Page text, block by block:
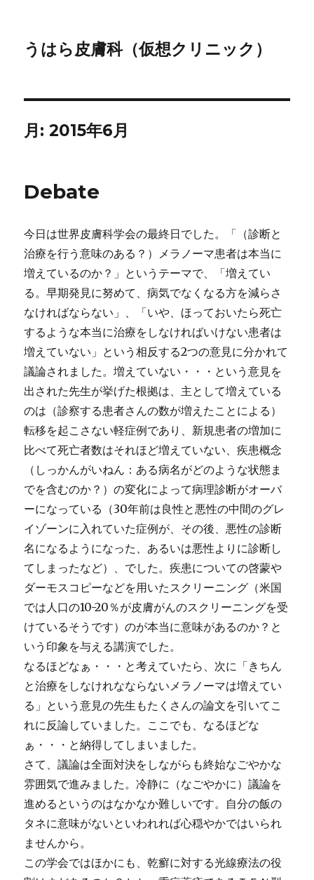
うはら皮膚科（仮想クリニック）
月:2015年6月
Debate
今日は世界皮膚科学会の最終日でした。「（診断と
治療を行う意味のある？）メラノーマ患者は本当に
増えているのか？」というテーマで、「増えてい
る。早期発見に努めて、病気でなくなる方を減らさ
なければならない」、「いや、ほっておいたら死亡
するような本当に治療をしなければいけない患者は
増えていない」という相反する2つの意見に分かれて
議論されました。増えていない・・・という意見を
出された先生が挙げた根拠は、主として増えている
のは（診察する患者さんの数が増えたことによる）
転移を起こさない軽症例であり、新規患者の増加に
比べて死亡者数はそれほど増えていない、疾患概念
（しっかんがいねん：ある病名がどのような状態ま
でを含むのか？）の変化によって病理診断がオーバ
ーになっている（30年前は良性と悪性の中間のグレ
イゾーンに入れていた症例が、その後、悪性の診断
名になるようになった、あるいは悪性よりに診断し
てしまったなど）、でした。疾患についての啓蒙や
ダーモスコピーなどを用いたスクリーニング（米国
では人口の10-20％が皮膚がんのスクリーニングを受
けているそうです）のが本当に意味があるのか？と
いう印象を与える講演でした。
なるほどなぁ・・・と考えていたら、次に「きちん
と治療をしなけれなならないメラノーマは増えてい
る」という意見の先生もたくさんの論文を引いてこ
れに反論していました。ここでも、なるほどな
ぁ・・・と納得してしまいました。
さて、議論は全面対決をしながらも終始なごやかな
雰囲気で進みました。冷静に（なごやかに）議論を
進めるというのはなかなか難しいです。自分の飯の
タネに意味がないといわれれば心穏やかではいられ
ませんから。
この学会ではほかにも、乾癬に対する光線療法の役